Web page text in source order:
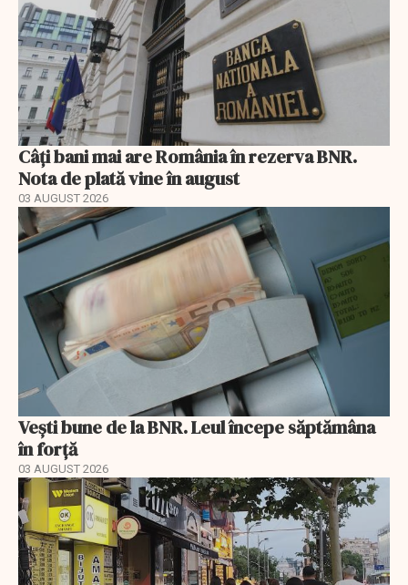
Câți bani mai are România în rezerva BNR.
Nota de plată vine în august
03 AUGUST 2026
Vești bune de la BNR. Leul începe săptămâna
în forță
03 AUGUST 2026